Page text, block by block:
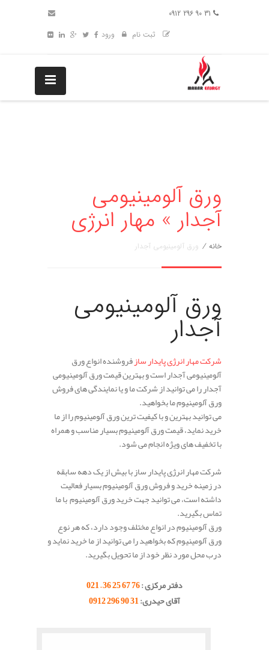
ثبت نام
ورود
ورق آلومینیومی
آجدار » مهار انرژی
خانه / ورق آلومینیومی آجدار
ورق آلومینیومی
آجدار
شرکت مهار انرژی پایدار سازفروشنده انواع ورق
آلومینیومی آجدار است و بهترین قیمت ورق آلومینیومی
آجدار را می توانید از شرکت ما و یا نمایندگی های فروش
ورق آلومینیوم ما بخواهید.
می توانید بهترین و با کیفیت ترین ورق آلومینیوم را از ما
خرید نماید، قیمت ورق آلومینیوم بسیار مناسب و همراه
با تخفیف های ویژه انجام می شود.
شرکت مهار انرژی پایدار ساز با بیش از یک دهه سابقه
در زمینه خرید و فروش ورق آلومینیوم بسیار فعالیت
داشته است، می توانید جهت خرید ورق آلومینیوم با ما
تماس بگیرید.
ورق آلومینیوم در انواع مختلف وجود دارد، که هر نوع
ورق آلومینیوم که بخواهید را می توانید از ما خرید نماید و
درب محل مورد نظر خود از ما تحویل بگیرید.
دفتر مرکزی :76 67 25 36 – 021
آقای حیدری:31 90 296 0912